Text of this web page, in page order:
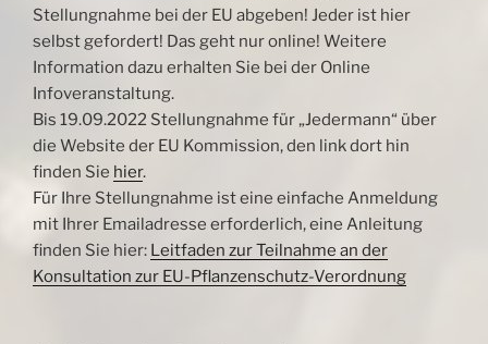
Stellungnahme bei der EU abgeben! Jeder ist hier
selbst gefordert! Das geht nur online! Weitere
Information dazu erhalten Sie bei der Online
Infoveranstaltung.
Bis 19.09.2022 Stellungnahme für „Jedermann“ über
die Website der EU Kommission, den link dort hin
finden Sie hier.
Für Ihre Stellungnahme ist eine einfache Anmeldung
mit Ihrer Emailadresse erforderlich, eine Anleitung
finden Sie hier: Leitfaden zur Teilnahme an der
Konsultation zur EU-Pflanzenschutz-Verordnung